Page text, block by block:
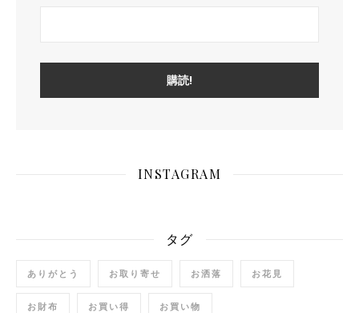
INSTAGRAM
タグ
ありがとう お取り寄せ お洒落 お花見
お財布 お買い得 お買い物